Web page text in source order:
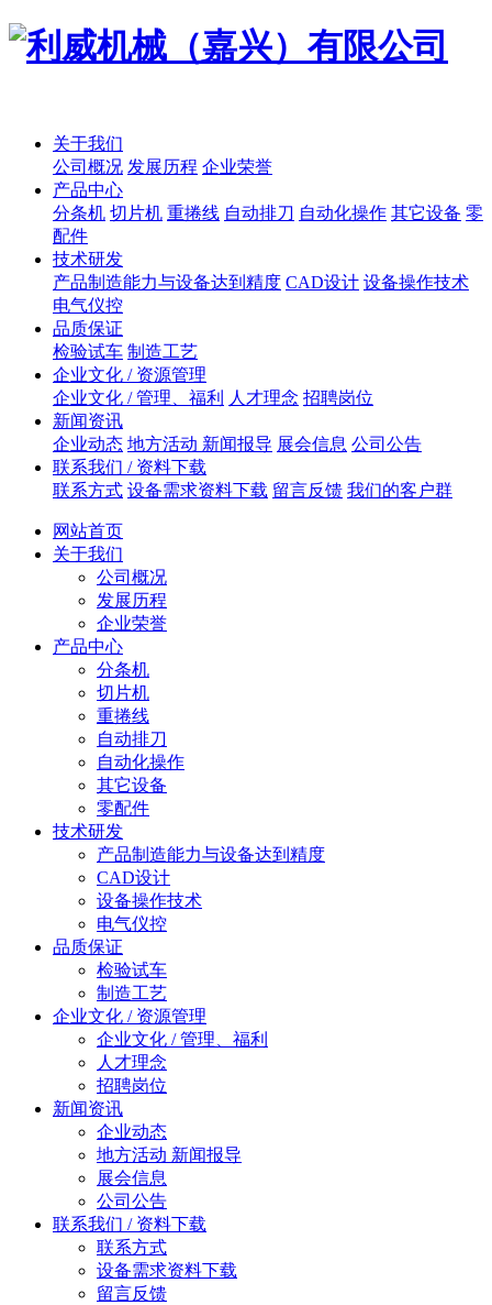
关于我们
公司概况 发展历程 企业荣誉
产品中心
分条机 切片机 重捲线 自动排刀 自动化操作 其它设备 零
配件
技术研发
产品制造能力与设备达到精度 CAD设计 设备操作技术
电气仪控
品质保证
检验试车 制造工艺
企业文化 / 资源管理
企业文化 / 管理、福利
人才理念 招聘岗位
新闻资讯
企业动态 地方活动 新闻报导 展会信息 公司公告
联系我们 / 资料下载
联系方式 设备需求资料下载 留言反馈 我们的客户群
网站首页
关于我们
公司概况
发展历程
企业荣誉
产品中心
分条机
切片机
重捲线
自动排刀
自动化操作
其它设备
零配件
技术研发
产品制造能力与设备达到精度
CAD设计
设备操作技术
电气仪控
品质保证
检验试车
制造工艺
企业文化 / 资源管理
企业文化 / 管理、福利
人才理念
招聘岗位
新闻资讯
企业动态
地方活动 新闻报导
展会信息
公司公告
联系我们 / 资料下载
联系方式
设备需求资料下载
留言反馈